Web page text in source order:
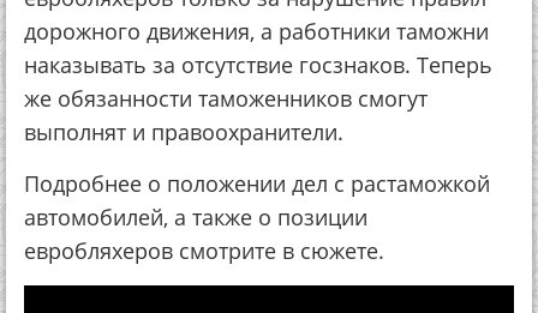
дорожного движения, а работники таможни
наказывать за отсутствие госзнаков. Теперь
же обязанности таможенников смогут
выполнят и правоохранители.
Подробнее о положении дел с растаможкой
автомобилей, а также о позиции
евробляхеров смотрите в сюжете.